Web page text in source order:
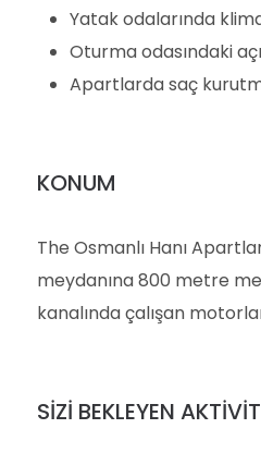
Yatak odalarında
Oturma odasındaki
Apartlarda saç
KONUM
The Osmanlı Hanı
meydanına 800 metre
kanalında çalışan
SİZİ BEKLEYEN